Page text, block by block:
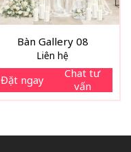
Bàn Gallery 08
Liên hệ
Đặt ngay
Chat tư
vấn